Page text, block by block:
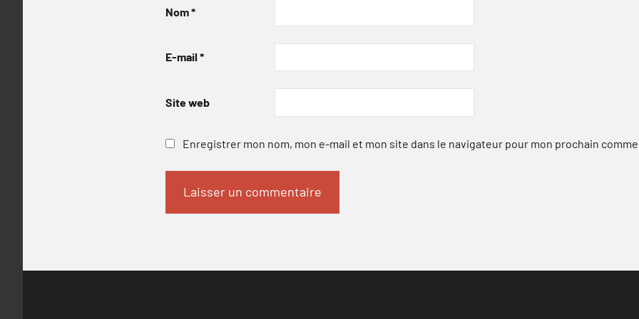
Nom*
E-mail *
Site web
Enregistrer mon nom, mon e-mail et mon site dans le navigateur pour mon prochain